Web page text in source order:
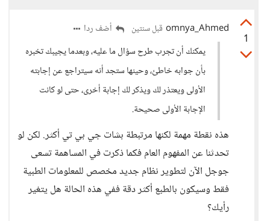
1
omnya_Ahmed قبل سنتين
أضف ردا
يمكنك أن تجرب طرح سؤال ما عليه، وبعدما يجيبك تخبره
بأن جوابه خاطئ، وحينها ستجد أنه سيتراجع عن إجابته
الأولى ويعتذر لك ويذكر لك إجابة أخرى، حتى لو كانت
الإجابة الأولى صحيحة.
هذه نقطة مهمة لكنها مرتبطة بشات جي بي تي أكثر. لكن لو
تحدثنا عن المفهوم العام فكما ذكرت في المساهمة تسعى
جوجل الآن لتطوير نظام جديد مخصص للمعلومات الطبية
فقط وسيكون بالطبع أكثر دقة ففي هذه الحالة هل يتغير
رأيك؟